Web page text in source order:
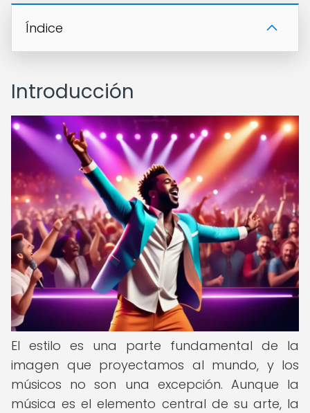
Índice
Introducción
El estilo es una parte fundamental de la
imagen que proyectamos al mundo, y los
músicos no son una excepción. Aunque la
música es el elemento central de su arte, la